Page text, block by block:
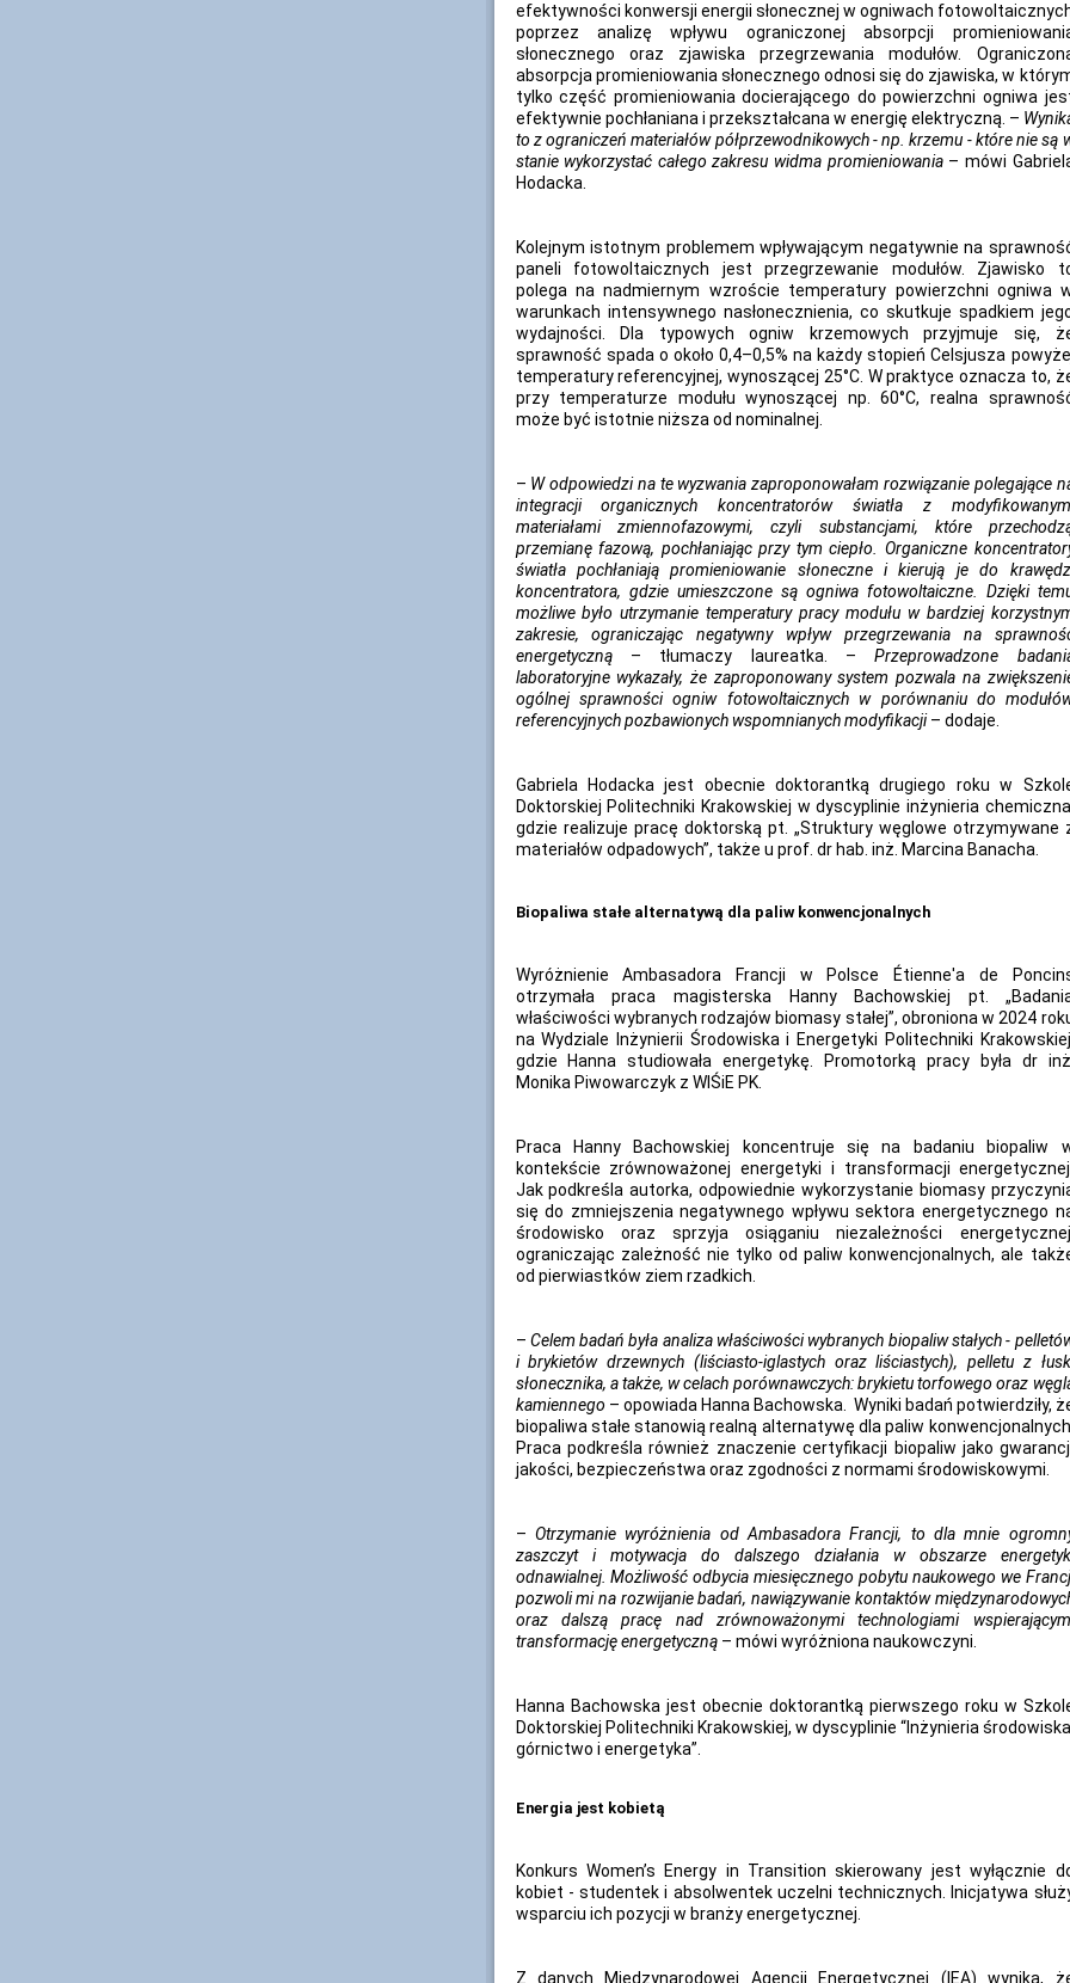
efektywności konwersji energii słonecznej w ogniwach
poprzez analizę wpływu ograniczonej absorpcji
słonecznego oraz zjawiska przegrzewania modułów.
absorpcja promieniowania słonecznego odnosi się do zjawiska, w
tylko część promieniowania docierającego do powierzchni ogniwa
efektywnie pochłaniana i przekształcana w energię elektryczną. –
to z ograniczeń materiałów półprzewodnikowych - np. krzemu - które nie są
stanie wykorzystać całego zakresu widma promieniowania– mówi
Hodacka.
Kolejnym istotnym problemem wpływającym negatywnie na
paneli fotowoltaicznych jest przegrzewanie modułów. Zjawisko
polega na nadmiernym wzroście temperatury powierzchni ogniwa
warunkach intensywnego nasłonecznienia, co skutkuje spadkiem
wydajności. Dla typowych ogniw krzemowych przyjmuje się,
sprawność spada o około 0,4–0,5% na każdy stopień Celsjusza
temperatury referencyjnej, wynoszącej 25°C. W praktyce oznacza to,
przy temperaturze modułu wynoszącej np. 60°C, realna
może być istotnie niższa od nominalnej.
– W odpowiedzi na te wyzwania zaproponowałam rozwiązanie polegające
integracji organicznych koncentratorów światła z
materiałami zmiennofazowymi, czyli substancjami, które
przemianę fazową, pochłaniając przy tym ciepło. Organiczne
światła pochłaniają promieniowanie słoneczne i kierują je do
koncentratora, gdzie umieszczone są ogniwa fotowoltaiczne. Dzięki
możliwe było utrzymanie temperatury pracy modułu w bardziej
zakresie, ograniczając negatywny wpływ przegrzewania na
energetyczną– tłumaczy laureatka. –Przeprowadzone
laboratoryjne wykazały, że zaproponowany system pozwala na
ogólnej sprawności ogniw fotowoltaicznych w porównaniu do
referencyjnych pozbawionych wspomnianych modyfikacji– dodaje.
Gabriela Hodacka jest obecnie doktorantką drugiego roku w
Doktorskiej Politechniki Krakowskiej w dyscyplinie inżynieria
gdzie realizuje pracę doktorską pt. „Struktury węglowe otrzymywane
materiałów odpadowych”, także u prof. dr hab. inż. Marcina Banacha.
Biopaliwa stałe alternatywą dla paliw konwencjonalnych
Wyróżnienie Ambasadora Francji w Polsce Étienne'a de
otrzymała praca magisterska Hanny Bachowskiej pt.
właściwości wybranych rodzajów biomasy stałej”, obroniona w 2024
na Wydziale Inżynierii Środowiska i Energetyki Politechniki
gdzie Hanna studiowała energetykę. Promotorką pracy była dr inż.
Monika Piwowarczyk z WIŚiE PK.
Praca Hanny Bachowskiej koncentruje się na badaniu biopaliw
kontekście zrównoważonej energetyki i transformacji energetycznej.
Jak podkreśla autorka, odpowiednie wykorzystanie biomasy
się do zmniejszenia negatywnego wpływu sektora energetycznego
środowisko oraz sprzyja osiąganiu niezależności
ograniczając zależność nie tylko od paliw konwencjonalnych, ale
od pierwiastków ziem rzadkich.
– Celem badań była analiza właściwości wybranych biopaliw stałych -
i brykietów drzewnych (liściasto-iglastych oraz liściastych), pelletu z
słonecznika, a także, w celach porównawczych: brykietu torfowego oraz
kamiennego – opowiada Hanna Bachowska. Wyniki badań potwierdziły,
biopaliwa stałe stanowią realną alternatywę dla paliw konwencjonalnych.
Praca podkreśla również znaczenie certyfikacji biopaliw jako
jakości, bezpieczeństwa oraz zgodności z normami środowiskowymi.
– Otrzymanie wyróżnienia od Ambasadora Francji, to dla mnie
zaszczyt i motywacja do dalszego działania w obszarze
odnawialnej. Możliwość odbycia miesięcznego pobytu naukowego we
pozwoli mi na rozwijanie badań, nawiązywanie kontaktów
oraz dalszą pracę nad zrównoważonymi technologiami
transformację energetyczną– mówi wyróżniona naukowczyni.
Hanna Bachowska jest obecnie doktorantką pierwszego roku w
Doktorskiej Politechniki Krakowskiej, w dyscyplinie “Inżynieria
górnictwo i energetyka”.
Energia jest kobietą
Konkurs Women’s Energy in Transition skierowany jest wyłącznie
kobiet - studentek i absolwentek uczelni technicznych. Inicjatywa
wsparciu ich pozycji w branży energetycznej.
Z danych Międzynarodowej Agencji Energetycznej (IEA) wynika,